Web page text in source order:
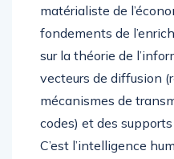
matérialiste de
fondements de
sur la théorie de
vecteurs de diffusion
mécanismes de
codes) et des
C’est l’intelligence